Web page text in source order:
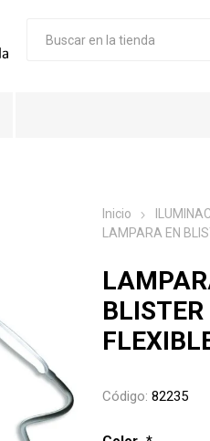
Inicio
LAMPARA EN
BLISTER
Código: 82235